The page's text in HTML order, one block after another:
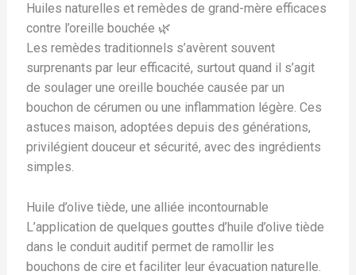
Huiles naturelles et remèdes de grand-mère efficaces
contre l’oreille bouchée 🌿
Les remèdes traditionnels s’avèrent souvent
surprenants par leur efficacité, surtout quand il s’agit
de soulager une oreille bouchée causée par un
bouchon de cérumen ou une inflammation légère. Ces
astuces maison, adoptées depuis des générations,
privilégient douceur et sécurité, avec des ingrédients
simples.
Huile d’olive tiède, une alliée incontournable
L’application de quelques gouttes d’huile d’olive tiède
dans le conduit auditif permet de ramollir les
bouchons de cire et faciliter leur évacuation naturelle.